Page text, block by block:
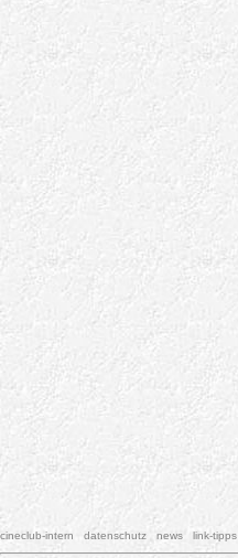
cineclub-intern datenschutz news link-tipps